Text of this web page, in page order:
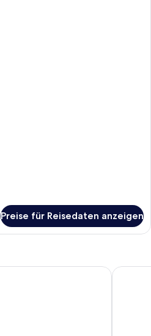
Preise für Reisedaten anzeigen